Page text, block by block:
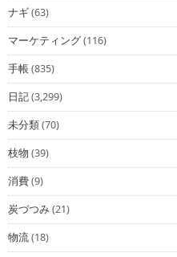
ナギ(63)
マーケティング(116)
手帳(835)
日記(3,299)
未分類(70)
枝物 (39)
消費(9)
炭づつみ(21)
物流(18)